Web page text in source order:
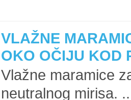
VLAŽNE
OKO OČIJU KOD
Vlažne maramice
neutralnog mirisa. ..